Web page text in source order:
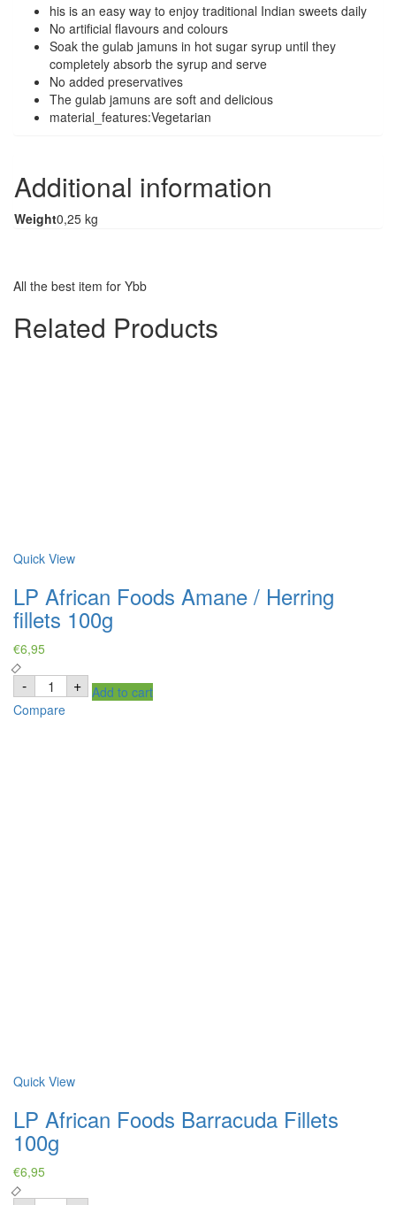
his is an easy way to enjoy traditional Indian sweets daily
No artificial flavours and colours
Soak the gulab jamuns in hot sugar syrup until they
completely absorb the syrup and serve
No added preservatives
The gulab jamuns are soft and delicious
material_features:Vegetarian
Additional information
Weight0,25 kg
All the best item for Ybb
Related Products
Quick View
LP African Foods Amane / Herring
fillets 100g
€6,95
- LP
African
Foods
Amane
+ Add to cart
Compare
Quick View
LP African Foods Barracuda Fillets
100g
€6,95